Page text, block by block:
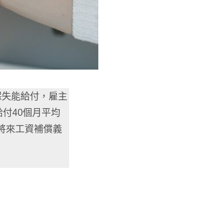
能給付，雇主
40個月平均
來工資補償義